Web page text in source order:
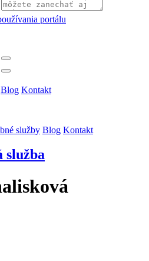
portálu
Blog Kontakt
služby Blog Kontakt
služba